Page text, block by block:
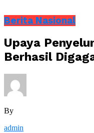
Berita Nasional
Upaya
Berhasil
By
admin